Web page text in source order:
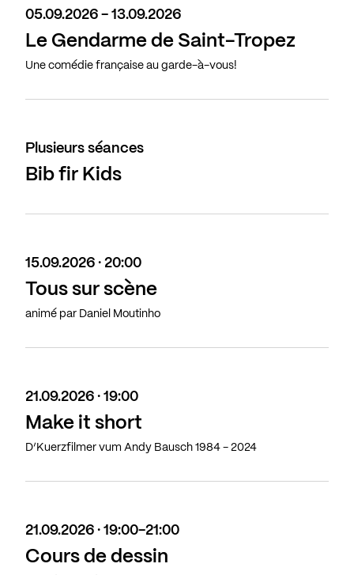
05.09.2026 - 13.09.2026
Le Gendarme de Saint-Tropez
Une comédie française au garde-à-vous!
Plusieurs séances
Bib fir Kids
15.09.2026 · 20:00
Tous sur scène
animé par Daniel Moutinho
21.09.2026 · 19:00
Make it short
D’Kuerzfilmer vum Andy Bausch 1984 - 2024
21.09.2026 · 19:00-21:00
Cours de dessin